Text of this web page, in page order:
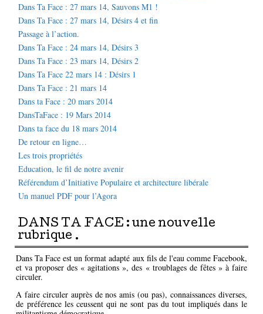
Dans Ta Face : 27 mars 14, Sauvons M1 !
Dans Ta Face : 27 mars 14, Désirs 4 et fin
Passage à l’action.
Dans Ta Face : 24 mars 14, Désirs 3
Dans Ta Face : 23 mars 14, Désirs 2
Dans Ta Face 22 mars 14 : Désirs 1
Dans Ta Face : 21 mars 14
Dans ta Face : 20 mars 2014
DansTaFace : 19 Mars 2014
Dans ta face du 18 mars 2014
De retour en ligne…
Les trois propriétés
Education, le fil de notre avenir
Référendum d’Initiative Populaire et architecture libérale
Un manuel PDF pour l’Agora
DANS TA FACE : une nouvelle
rubrique .
Dans Ta Face est un format adapté aux fils de l'eau comme Facebook,
et va proposer des « agitations », des « troublages de fêtes » à faire
circuler.
A faire circuler auprès de nos amis (ou pas), connaissances diverses,
de préférence les ceussent qui ne sont pas du tout impliqués dans le